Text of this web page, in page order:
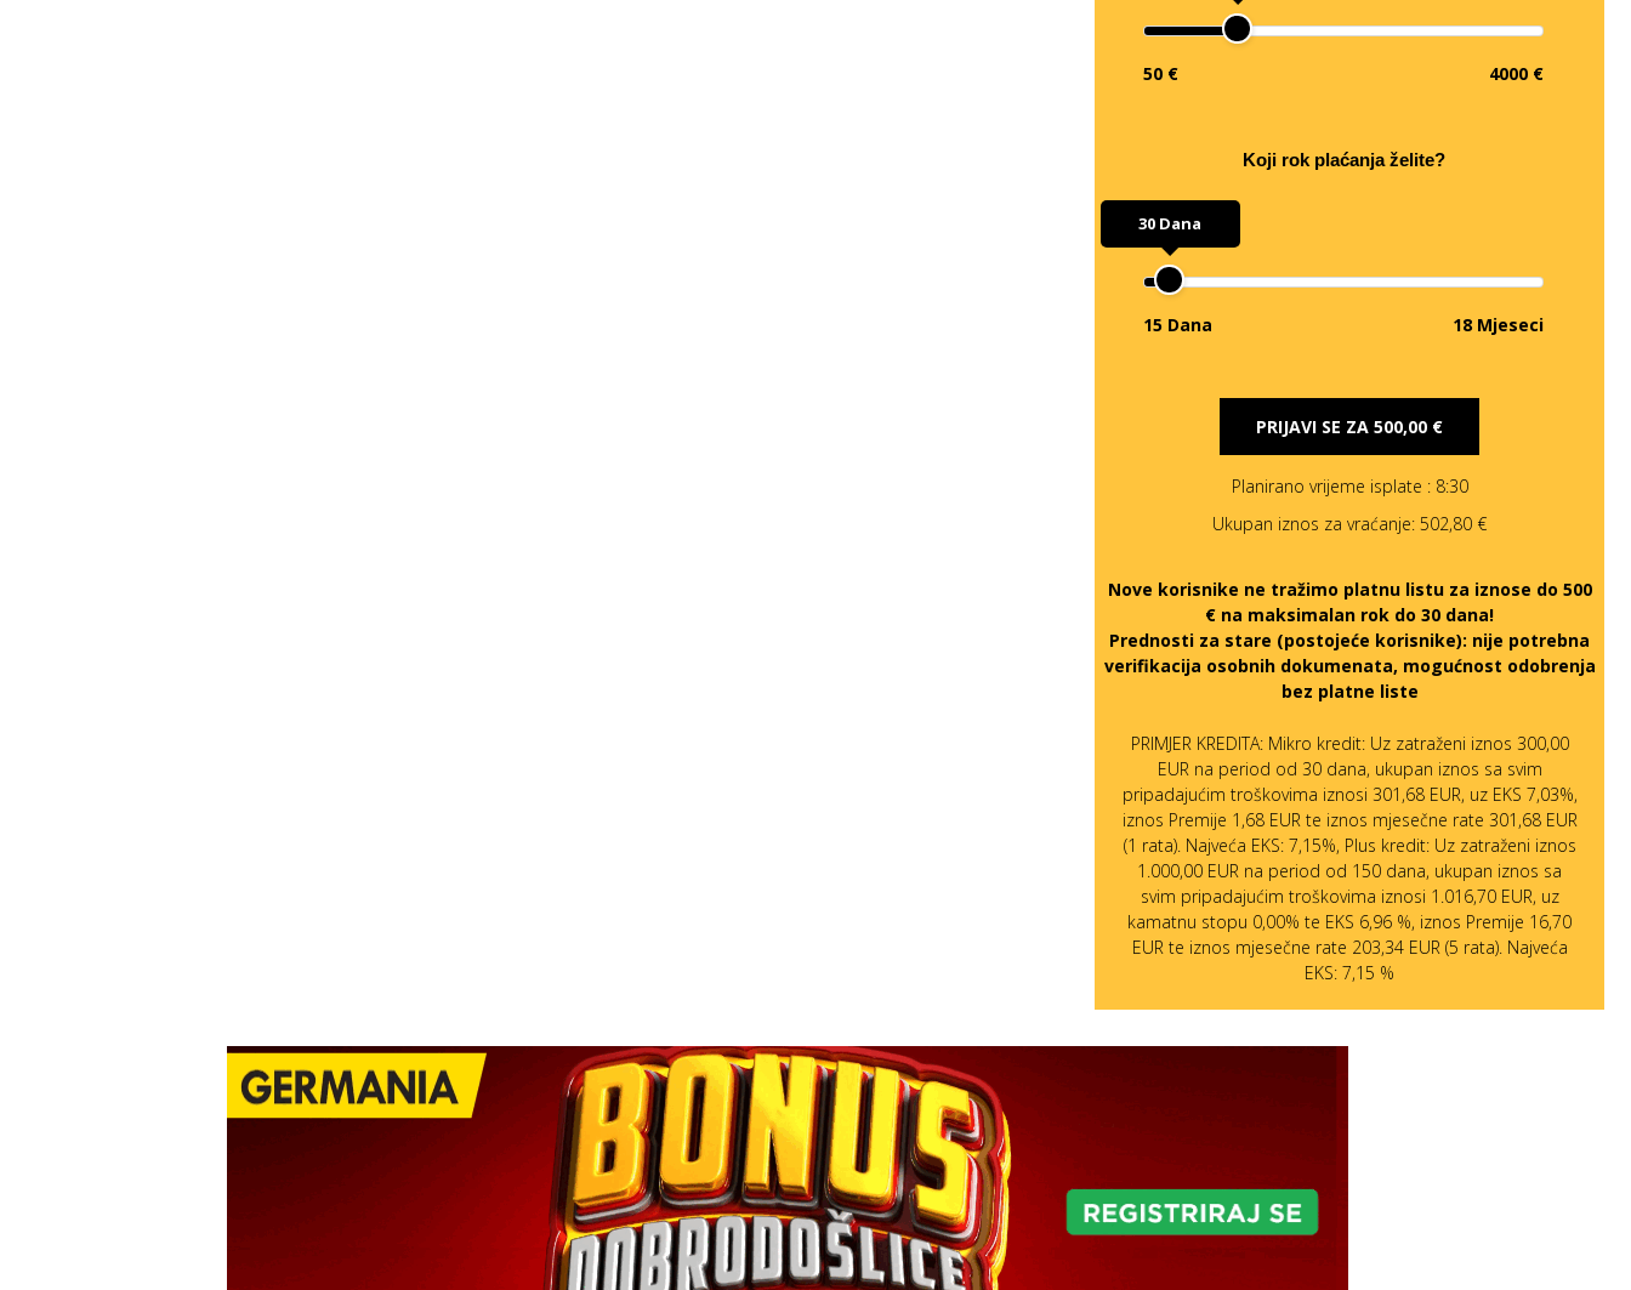
50 € 4000 €
Koji rok plaćanja želite?
30 Dana
15 Dana 18 Mjeseci
PRIJAVI SE ZA 500,00 €
Planirano vrijeme isplate : 8:30
Ukupan iznos za vraćanje: 502,80 €
Nove korisnike ne tražimo platnu listu za iznose do 500
€ na maksimalan rok do 30 dana!
Prednosti za stare (postojeće korisnike): nije potrebna
verifikacija osobnih dokumenata, mogućnost odobrenja
bez platne liste
PRIMJER KREDITA: Mikro kredit: Uz zatraženi iznos 300,00
EUR na period od 30 dana, ukupan iznos sa svim
pripadajućim troškovima iznosi 301,68 EUR, uz EKS 7,03%,
iznos Premije 1,68 EUR te iznos mjesečne rate 301,68 EUR
(1 rata). Najveća EKS: 7,15%, Plus kredit: Uz zatraženi iznos
1.000,00 EUR na period od 150 dana, ukupan iznos sa
svim pripadajućim troškovima iznosi 1.016,70 EUR, uz
kamatnu stopu 0,00% te EKS 6,96 %, iznos Premije 16,70
EUR te iznos mjesečne rate 203,34 EUR (5 rata). Najveća
EKS: 7,15 %